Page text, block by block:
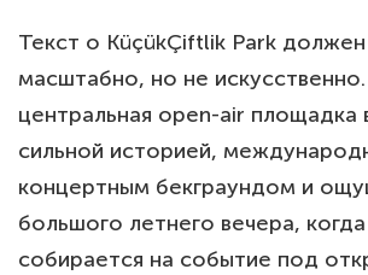
Текст о KüçükÇiftlik Park должен
масштабно, но не
центральная open-air площадка
сильной историей,
концертным бекграундом и
большого летнего вечера,
собирается на событие под